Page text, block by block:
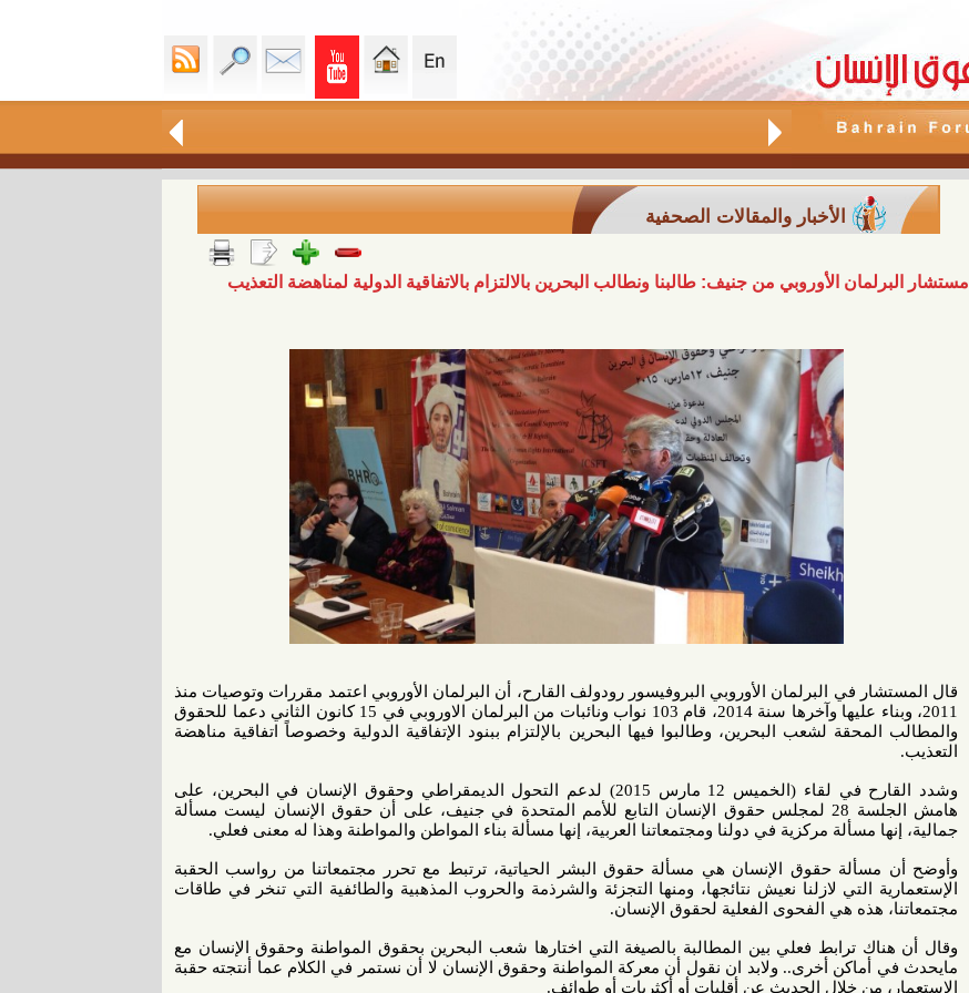
الأخبار والمقالات الصحفية
مستشار البرلمان الأوروبي من جنيف: طالبنا ونطالب البحرين بالالتزام بالاتفاقية الدولية لمناهضة التعذيب
قال المستشار في البرلمان الأوروبي البروفيسور رودولف القارح، أن البرلمان الأوروبي اعتمد مقررات وتوصيات منذ
2011، وبناء عليها وآخرها سنة 2014، قام 103 نواب ونائبات من البرلمان الاوروبي في 15 كانون الثاني دعما للحقوق
والمطالب المحقة لشعب البحرين، وطالبوا فيها البحرين بالإلتزام ببنود الإتفاقية الدولية وخصوصاً اتفاقية مناهضة
التعذيب.
وشدد القارح في لقاء (الخميس 12 مارس 2015) لدعم التحول الديمقراطي وحقوق الإنسان في البحرين، على
هامش الجلسة 28 لمجلس حقوق الإنسان التابع للأمم المتحدة في جنيف، على أن حقوق الإنسان ليست مسألة
جمالية، إنها مسألة مركزية في دولنا ومجتمعاتنا العربية، إنها مسألة بناء المواطن والمواطنة وهذا له معنى فعلي.
وأوضح أن مسألة حقوق الإنسان هي مسألة حقوق البشر الحياتية، ترتبط مع تحرر مجتمعاتنا من رواسب الحقبة
الإستعمارية التي لازلنا نعيش نتائجها، ومنها التجزئة والشرذمة والحروب المذهبية والطائفية التي تنخر في طاقات
مجتمعاتنا، هذه هي الفحوى الفعلية لحقوق الإنسان.
وقال أن هناك ترابط فعلي بين المطالبة بالصيغة التي اختارها شعب البحرين بحقوق المواطنة وحقوق الإنسان مع
مايحدث في أماكن أخرى.. ولابد ان نقول أن معركة المواطنة وحقوق الإنسان لا أن نستمر في الكلام عما أنتجته حقبة
الاستعمار، من خلال الحديث عن أقليات أو أكثريات أو طوائف.